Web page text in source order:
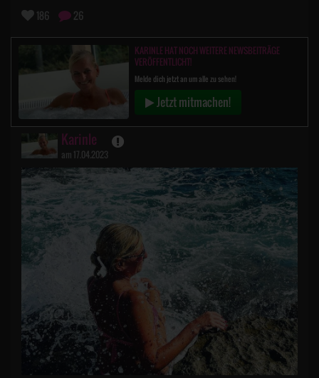
186 26
KARINLE HAT NOCH WEITERE NEWSBEITRÄGE
VERÖFFENTLICHT!
Melde dich jetzt an um alle zu sehen!
Jetzt mitmachen!
Karinle
am 17.04.2023